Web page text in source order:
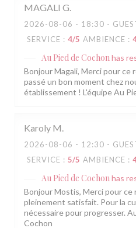
MAGALI G
2026-08-06 - 18:30 -
SERVICE : 4/5 AMBIENCE :
Au Pied de Cochonhas
Bonjour Magali, Merci pour ce
passé un bon moment chez
établissement ! L'équipe Au
Karoly M
2026-08-06 - 12:30 -
SERVICE : 5/5 AMBIENCE :
Au Pied de Cochonhas
Bonjour Mostis, Merci pour ce
pleinement satisfait. Pour la
nécessaire pour progresser.
Cochon